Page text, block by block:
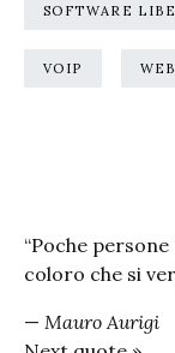
SOFTWARE
VOIP WEB
“Poche
coloro che si
— Mauro Aurigi